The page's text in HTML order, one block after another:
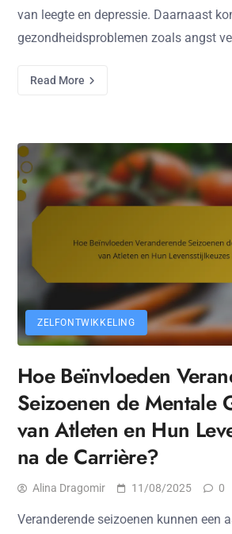
van leegte en depressie. Daarnaast
gezondheidsproblemen zoals angst
Read More
ZELFONTWIKKELING
Hoe Beïnvloeden
Seizoenen de Mentale
van Atleten en Hun
na de Carrière?
Alina Dragomir 11/08/2025 0
Veranderende seizoenen kunnen een